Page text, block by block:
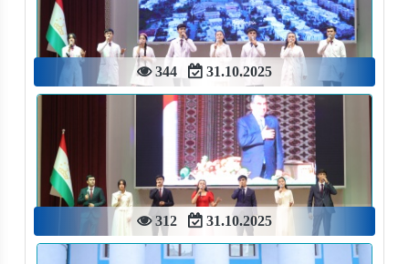
344 31.10.2025
312 31.10.2025